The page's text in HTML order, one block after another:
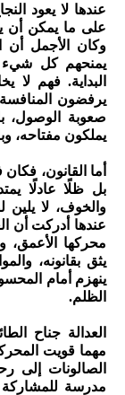
عندها لا يعود
على ما يمكن أن
وكان الأجمل أن
يمنحهم كل شيء
البداية. فهم لا
يرفضون
صعوبة الوصول،
يملكون مفتاحه،
أما القانون،
بل ظلًا عادلًا
والخوف، لا
عندها أدركت أن
محركها الأعمق،
يثق بقانونه،
ينهزم أمام
الظلم.
العدالة جناح
مهما قويت
الصالونات إلى
مدرسة للمشاركة